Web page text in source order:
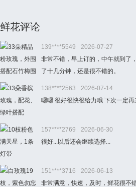
鲜花评论
139****5549
2026-07-27
非常不错，早上订的，中午就到了
了十几分钟，还是很不错的。
138****2563
2026-07-14
嗯嗯 很好很快很给力哦 下次一定再
157****2769
2026-06-30
很好...以后还会继续选择...
151****3716
2026-06-13
非常满意，快速，及时，鲜花很不